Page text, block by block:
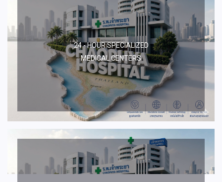
24 - HOUR SPECIALIZED
MEDICAL CENTERS